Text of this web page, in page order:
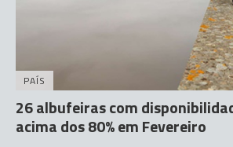
PAÍS
26 albufeiras com
acima dos 80% em Fevereiro